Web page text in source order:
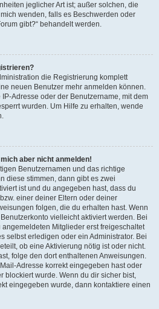
jeglicher Art ist; außer solchen, die
wenden, falls es Beschwerden oder
gibt?“ behandelt werden.
die Registrierung komplett
neuen Benutzer mehr anmelden können.
Adresse oder der Benutzername, mit dem
wurden. Um Hilfe zu erhalten, wende
aber nicht anmelden!
Benutzernamen und das richtige
diese stimmen, dann gibt es zwei
ist und du angegeben hast, dass du
einer deiner Eltern oder deiner
folgen, die du erhalten hast. Wenn
vielleicht aktiviert werden. Bei
Mitglieder erst freigeschaltet
selbst erledigen oder ein Administrator. Bei
ob eine Aktivierung nötig ist oder nicht.
folge den dort enthaltenen Anweisungen.
Adresse korrekt eingegeben hast oder
blockiert wurde. Wenn du dir sicher bist,
eingegeben wurde, dann kontaktiere einen